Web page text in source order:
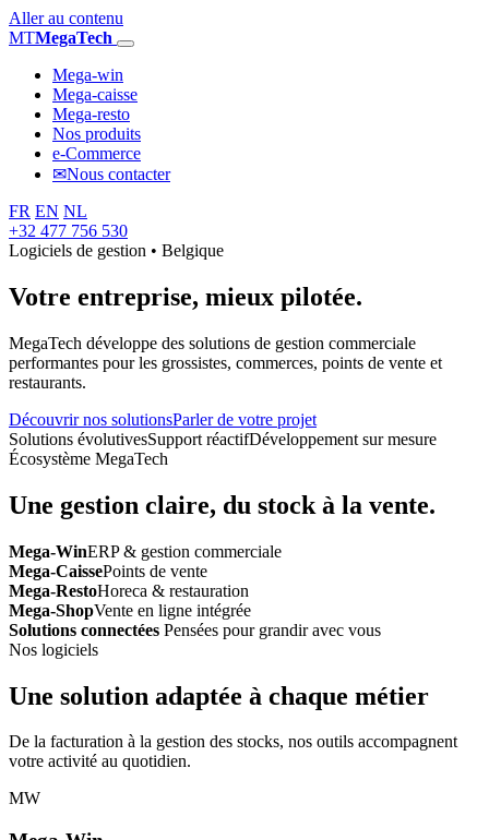
Aller au contenu
MTMegaTech
Mega-win
Mega-caisse
Mega-resto
Nos produits
e-Commerce
✉Nous contacter
FR EN NL
+32 477 756 530
Logiciels de gestion • Belgique
Votre entreprise, mieux pilotée.
MegaTech développe des solutions de gestion commerciale
performantes pour les grossistes, commerces, points de vente et
restaurants.
Découvrir nos solutionsParler de votre projet
Solutions évolutivesSupport réactifDéveloppement sur mesure
Écosystème MegaTech
Une gestion claire, du stock à la vente.
Mega-WinERP & gestion commerciale
Mega-CaissePoints de vente
Mega-RestoHoreca & restauration
Mega-ShopVente en ligne intégrée
Solutions connectées Pensées pour grandir avec vous
Nos logiciels
Une solution adaptée à chaque métier
De la facturation à la gestion des stocks, nos outils accompagnent
votre activité au quotidien.
MW